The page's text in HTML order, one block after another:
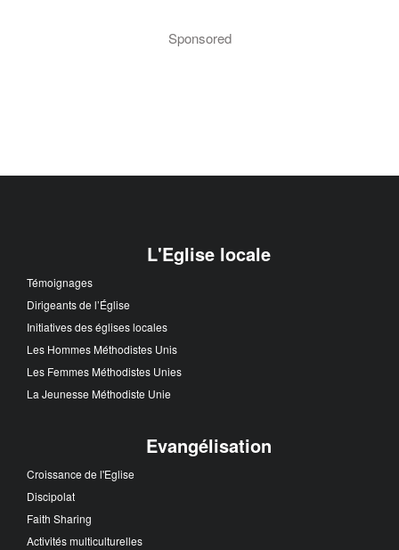
Sponsored
L'Eglise locale
Témoignages
Dirigeants de l’Église
Initiatives des églises locales
Les Hommes Méthodistes Unis
Les Femmes Méthodistes Unies
La Jeunesse Méthodiste Unie
Evangélisation
Croissance de l'Eglise
Discipolat
Faith Sharing
Activités multiculturelles